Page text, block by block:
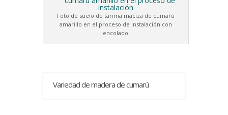
Foto de suelo de tarima maciza de cumarú
amarillo en el proceso de instalación con
encolado
Variedad de madera de cumarú